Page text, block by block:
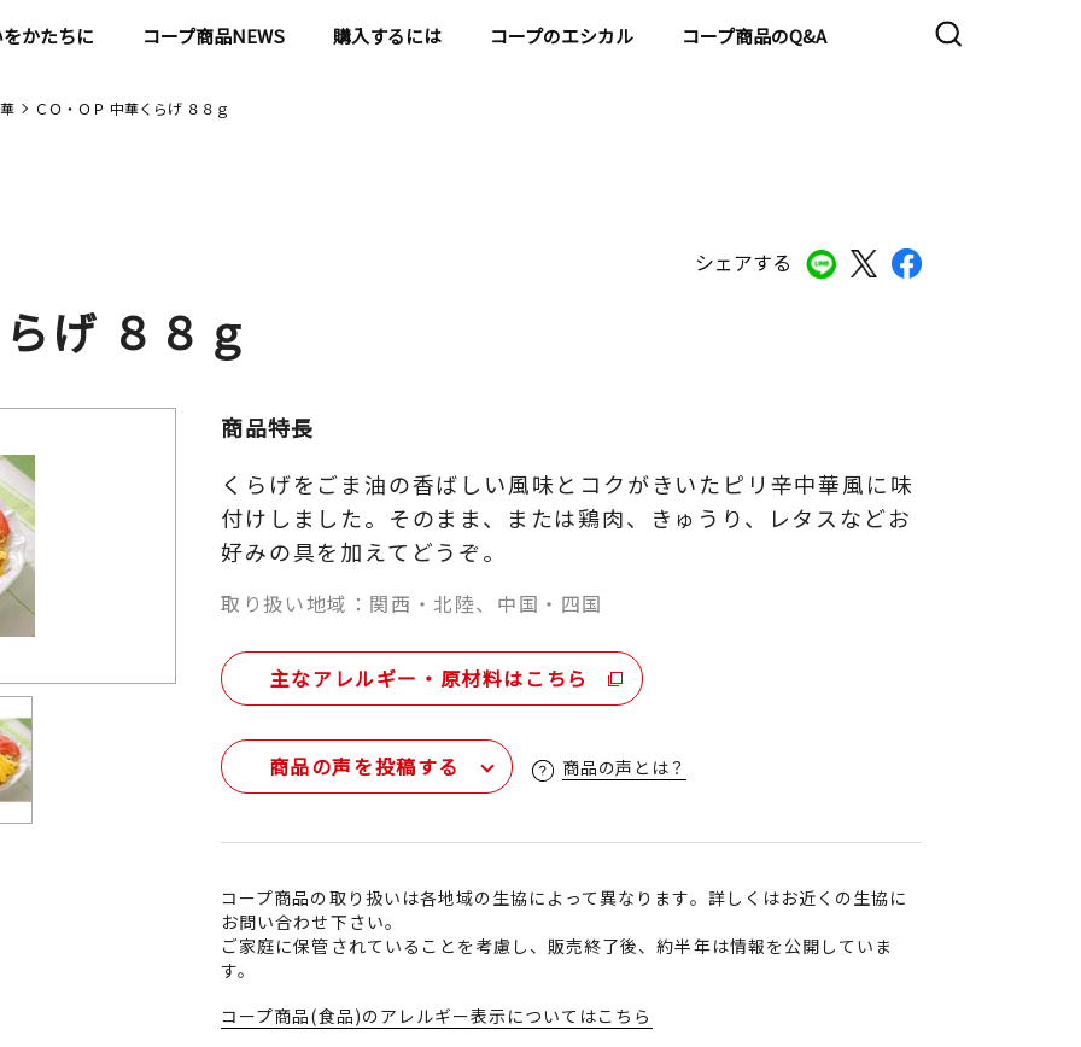
かたちに コープ商品NEWS 購入するには コープのエシカル コープ商品のQ&A
ＣＯ・ＯＰ 中華くらげ ８８ｇ
シェアする
げ ８８ｇ
商品特長
くらげをごま油の香ばしい風味とコクがきいたピリ辛中華風に味
付けしました。そのまま、または鶏肉、きゅうり、レタスなどお
好みの具を加えてどうぞ。
取り扱い地域：関西・北陸、中国・四国
主なアレルギー・原材料はこちら
商品の声を投稿する 商品の声とは？
コープ商品の取り扱いは各地域の生協によって異なります。詳しくはお近くの生協に
お問い合わせ下さい。
ご家庭に保管されていることを考慮し、販売終了後、約半年は情報を公開していま
す。
コープ商品(食品)のアレルギー表示についてはこちら